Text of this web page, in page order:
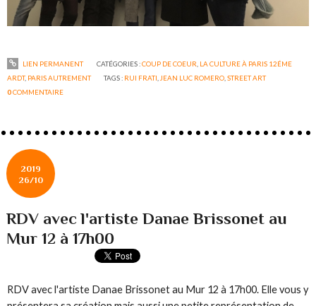
LIEN PERMANENT CATÉGORIES :COUP DE COEUR LA CULTURE À PARIS 12ÉME
ARDT, PARIS AUTREMENT TAGS : RUI FRATI JEAN LUC ROMERO ,STREET ART
0COMMENTAIRE
2019
26/10
RDV avec l'artiste Danae Brissonet au
Mur 12 à 17h00
RDV avec l'artiste Danae Brissonet au Mur 12 à 17h00. Elle vous y